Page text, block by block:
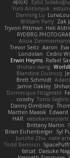
에이지
Eylül Solakoğlu
Yurii Antonyuk
Danning Lu
William Parry Zak
Tryvon Pittman Heli
RYDBRG
Alicia Zimmermann
Trevor Seitz Aaron
Londolan
Cedric
Erwin Heyms Rafael
shuhao wang
Blandine Ducrocq
Brett Schmidt
Jamie Oakley
Dominique Fitzgerald
cooshy Toms Seglins
Danny Dimbleby
Martten Maasik Edward
HAR valsekamerplant
Brittany Martin
Brian Eichenberger Syl Pu
Junzhe Zhu nate
Todd Bennion
fatcat Daisuke